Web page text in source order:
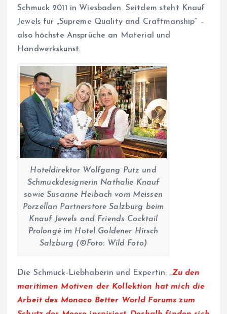
Schmuck 2011 in Wiesbaden. Seitdem steht Knauf
Jewels für „Supreme Quality and Craftmanship“ –
also höchste Ansprüche an Material und
Handwerkskunst.
Hoteldirektor Wolfgang Putz und
Schmuckdesignerin Nathalie Knauf
sowie Susanne Heibach vom Meissen
Porzellan Partnerstore Salzburg beim
Knauf Jewels and Friends Cocktail
Prolongé im Hotel Goldener Hirsch
Salzburg (©Foto: Wild Foto)
Die Schmuck-Liebhaberin und Expertin: „Zu den
maritimen Motiven der Kollektion hat mich die
Arbeit des Monaco Better World Forums zum